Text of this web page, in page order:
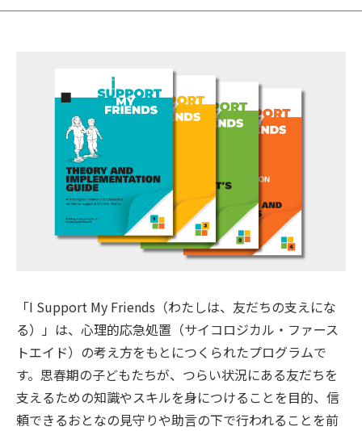
「I Support My Friends（わたしは、友だちの支えにな
る）」は、心理的応急処置（サイコロジカル・ファース
トエイド）の考え方をもとにつくられたプログラムで
す。思春期の子どもたちが、つらい状況にある友だちを
支えるための知識やスキルを身につけることを目的、信
頼できるおとなの見守りや助言の下で行われることを前